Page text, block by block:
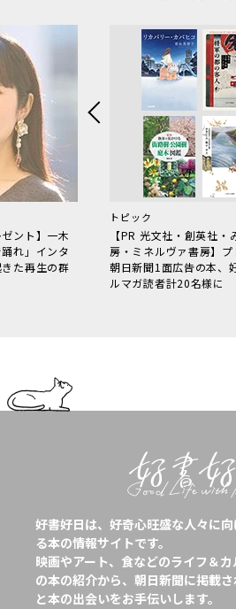
ント】一木
れ」インタ
た再生の群
トピック
【PR 光文社・創英社・
房・ミネルヴァ書房】プ
朝日新聞1面広告の本、
ルマガ読者計20名様に
好書好日は、好奇心旺盛な人々に
る本の情報サイトです。
映画やアート、食などのライフ＆
の本の紹介から、朝日新聞に掲載
と本の出会いをお手伝いします。